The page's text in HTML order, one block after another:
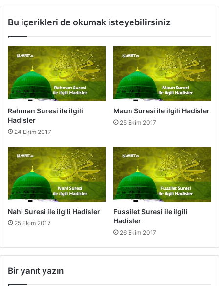
e
i
l
g
i
i
a
d
i
s
l
e
r
Bu içerikleri de okumak isteyebilirsiniz
Rahman Suresi ile ilgili
Hadisler
24 Ekim 2017
Maun Suresi ile ilgili Hadisler
25 Ekim 2017
Nahl Suresi ile ilgili Hadisler
25 Ekim 2017
Fussilet Suresi ile ilgili
Hadisler
26 Ekim 2017
Bir yanıt yazın